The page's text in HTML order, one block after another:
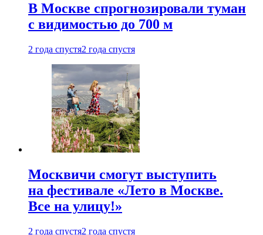
В Москве спрогнозировали туман
с видимостью до 700 м
2 года спустя2 года спустя
Москвичи смогут выступить
на фестивале «Лето в Москве.
Все на улицу!»
2 года спустя2 года спустя